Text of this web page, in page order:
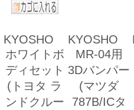
KYOSHO
ホワイトボ
ディセット
(トヨタ ラ
ンドクルー
KYOSHO
MR-04用
3Dバンパー
(マツダ
787B/ICタ